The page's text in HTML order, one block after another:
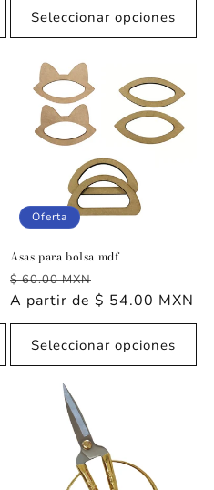
Seleccionar opciones
Oferta
Asas para bolsa mdf
Precio
habitual
$ 60.00 MXN
de
oferta
A partir de $ 54.00 MXN
Seleccionar opciones